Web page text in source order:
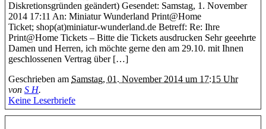
Diskretionsgründen geändert) Gesendet: Samstag, 1. November
2014 17:11 An: Miniatur Wunderland Print@Home
Ticket; shop(at)miniatur-wunderland.de Betreff: Re: Ihre
Print@Home Tickets – Bitte die Tickets ausdrucken Sehr geeehrte
Damen und Herren, ich möchte gerne den am 29.10. mit Ihnen
geschlossenen Vertrag über […]
Geschrieben am Samstag, 01. November 2014 um 17:15 Uhr
von S H.
Keine Leserbriefe